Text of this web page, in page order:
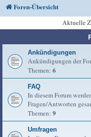
Foren-Übersicht
Aktuelle
Ankündigungen
Ankündigungen der
Themen: 6
FAQ
In diesem Forum
Fragen/Antworten
Themen: 9
Umfragen